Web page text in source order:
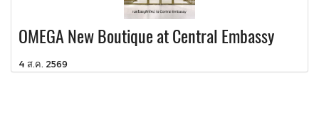
OMEGA New Boutique at Central Embassy
4 ส.ค. 2569